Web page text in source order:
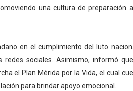
una cultura de preparación
en el cumplimiento del luto
sociales. Asimismo, informó
el Plan Mérida por la Vida, el cual
para brindar apoyo emocional.